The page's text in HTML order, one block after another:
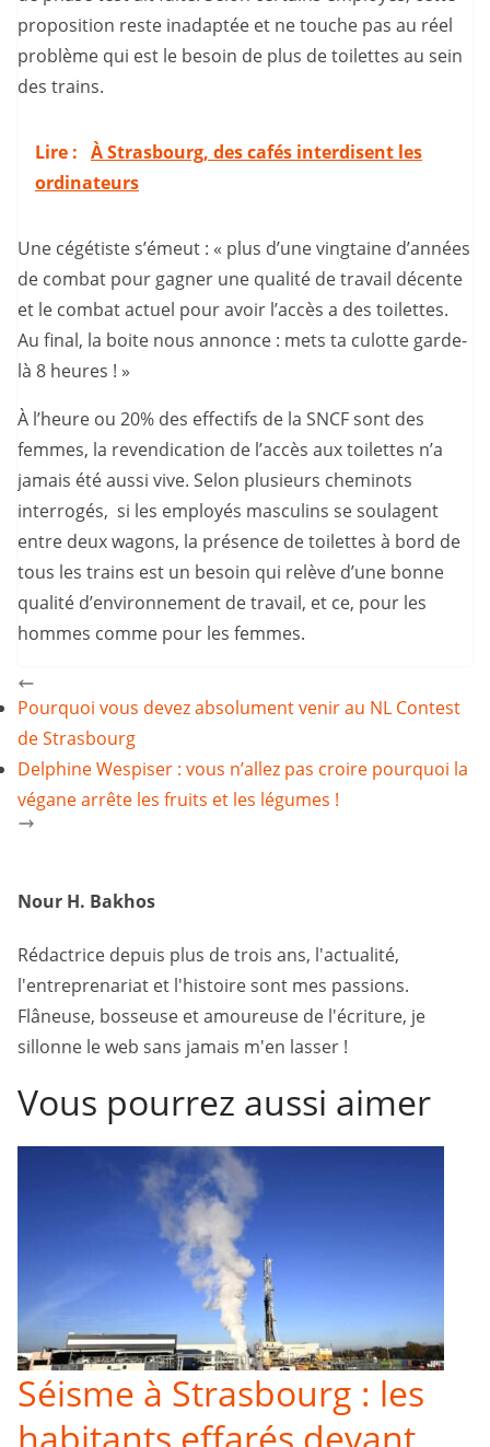
proposition reste inadaptée et ne touche pas au réel
problème qui est le besoin de plus de toilettes au sein
des trains.
Lire : À Strasbourg, des cafés interdisent les
ordinateurs
Une cégétiste s’émeut : « plus d’une vingtaine d’années
de combat pour gagner une qualité de travail décente
et le combat actuel pour avoir l’accès a des toilettes.
Au final, la boite nous annonce : mets ta culotte garde-
là 8 heures ! »
À l’heure ou 20% des effectifs de la SNCF sont des
femmes, la revendication de l’accès aux toilettes n’a
jamais été aussi vive. Selon plusieurs cheminots
interrogés, si les employés masculins se soulagent
entre deux wagons, la présence de toilettes à bord de
tous les trains est un besoin qui relève d’une bonne
qualité d’environnement de travail, et ce, pour les
hommes comme pour les femmes.
Pourquoi vous devez absolument venir au NL Contest
de Strasbourg
Delphine Wespiser : vous n’allez pas croire pourquoi la
végane arrête les fruits et les légumes !
Nour H. Bakhos
Rédactrice depuis plus de trois ans, l'actualité,
l'entreprenariat et l'histoire sont mes passions.
Flâneuse, bosseuse et amoureuse de l'écriture, je
sillonne le web sans jamais m'en lasser !
Vous pourrez aussi aimer
Séisme à Strasbourg : les